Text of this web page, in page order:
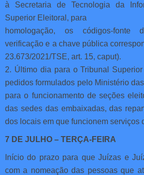
à Secretaria de Tecnologia da
Superior Eleitoral, para
homologação, os códigos-fonte
verificação e a chave pública
23.673/2021/TSE, art. 15, caput).
2. Último dia para o Tribunal
pedidos formulados pelo Ministério
para o funcionamento de seções
das sedes das embaixadas, das
dos locais em que funcionem serviços
7 DE JULHO – TERÇA-FEIRA
Início do prazo para que Juízas e
com a nomeação das pessoas que